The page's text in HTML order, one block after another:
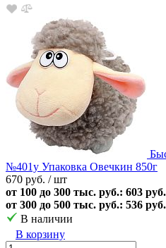
№401у Упаковка Овечкин 850г
670 руб. / шт
от 100 до 300 тыс. руб.: 603 руб.
от 300 до 500 тыс. руб.: 536 руб.
В наличии
В корзину